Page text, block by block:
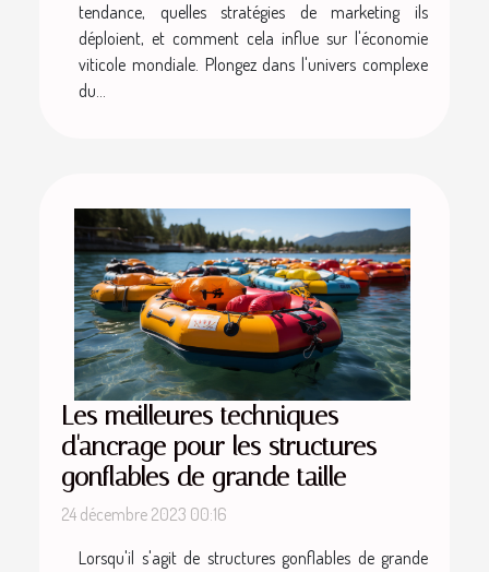
tendance, quelles stratégies de marketing ils
déploient, et comment cela influe sur l'économie
viticole mondiale. Plongez dans l'univers complexe
du...
Les meilleures techniques
d'ancrage pour les structures
gonflables de grande taille
24 décembre 2023 00:16
Lorsqu'il s'agit de structures gonflables de grande